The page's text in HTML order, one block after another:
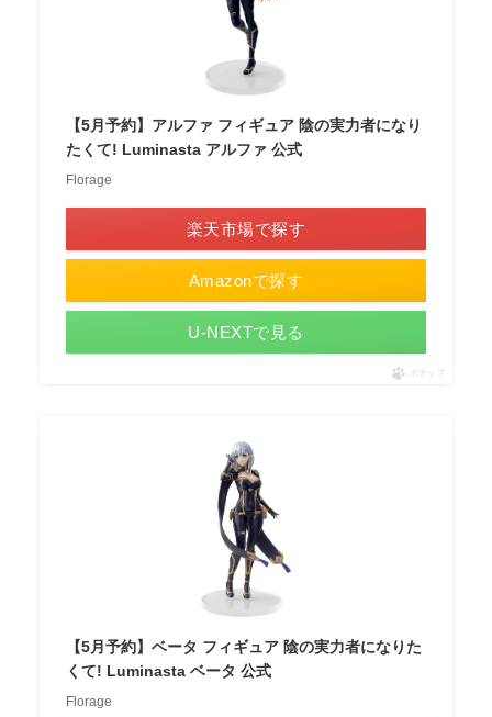
【5月予約】アルファ フィギュア 陰の実力者になり
たくて! Luminasta アルファ 公式
Florage
楽天市場で探す
Amazonで探す
U-NEXTで見る
ポチップ
【5月予約】ベータ フィギュア 陰の実力者になりた
くて! Luminasta ベータ 公式
Florage